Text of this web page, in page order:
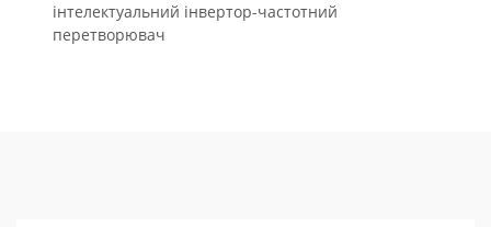
інтелектуальний інвертор-частотний
перетворювач